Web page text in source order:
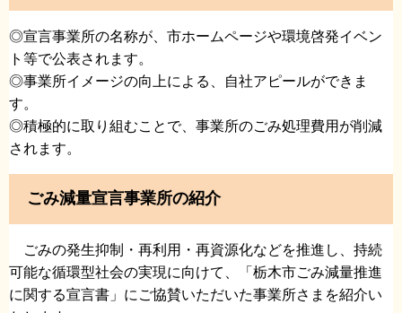
◎宣言事業所の名称が、市ホームページや環境啓発イベン
ト等で公表されます。
◎事業所イメージの向上による、自社アピールができま
す。
◎積極的に取り組むことで、事業所のごみ処理費用が削減
されます。
ごみ減量宣言事業所の紹介
ごみの発生抑制・再利用・再資源化などを推進し、持続
可能な循環型社会の実現に向けて、「栃木市ごみ減量推進
に関する宣言書」にご協賛いただいた事業所さまを紹介い